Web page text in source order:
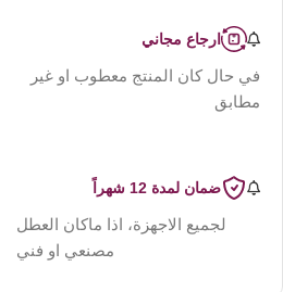
ارجاع مجاني
في حال كان المنتج معطوب او غير
مطابق
ضمان لمدة 12 شهراً
لجميع الاجهزة، اذا ماكان العطل
مصنعي او فني